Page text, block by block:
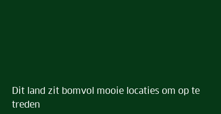
Dit land zit bomvol mooie locaties om op te
treden